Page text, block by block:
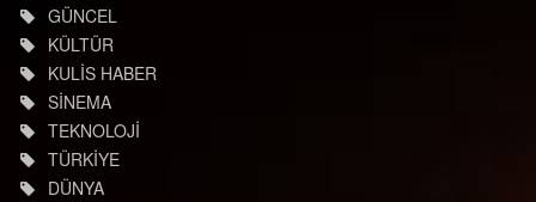
GÜNCEL
KÜLTÜR
KULİS HABER
SİNEMA
TEKNOLOJİ
TÜRKİYE
DÜNYA